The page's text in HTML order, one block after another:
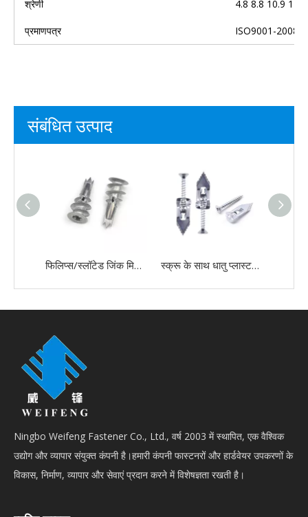
श्रेणी 4.8 8.8 10.9 12.9
प्रमाणपत्र ISO9001-2008
संबंधित उत्पाद
फिलिप्स/स्लॉटेड जिंक मिश्र धातु आसान स्पीड ड्राइव सेल्फ-ड्रिलिंग ड्राईवॉल एंकर स्क्रू के साथ धातु प्लास्टरबोर्ड दीवार फिक्सिंग प्लग में हथौड़ा
Ningbo Weifeng Fastener Co., Ltd., वर्ष 2003 में स्थापित, एक वैश्विक
उद्योग और व्यापार संयुक्त कंपनी है।हमारी कंपनी फास्टनरों और हार्डवेयर उपकरणों के
विकास, निर्माण, व्यापार और सेवाएं प्रदान करने में विशेषज्ञता रखती है।